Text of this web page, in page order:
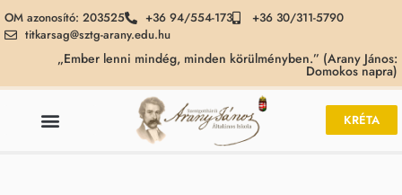
OM azonosító: 203525 +36 94/554-173
+36 30/311-5790
titkarsag@sztg-arany.edu.hu
„Ember lenni mindég, minden körülményben.” (Arany János:
Domokos napra)
KRÉTA